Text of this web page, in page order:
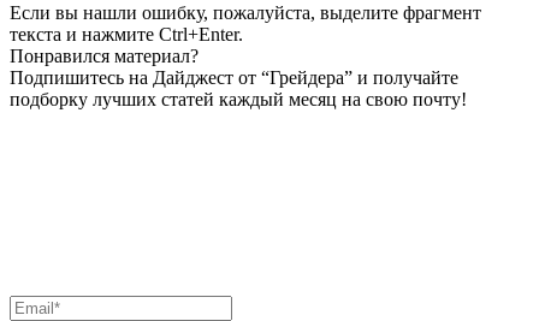
Если вы нашли ошибку, пожалуйста, выделите фрагмент
текста и нажмите Ctrl+Enter.
Понравился материал?
Подпишитесь на Дайджест от “Грейдера” и получайте
подборку лучших статей каждый месяц на свою почту!